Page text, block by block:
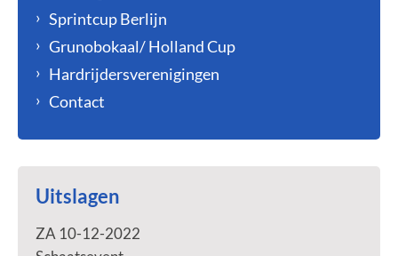
Sprintcup Berlijn
Grunobokaal/ Holland Cup
Hardrijdersverenigingen
Contact
Uitslagen
ZA 10-12-2022